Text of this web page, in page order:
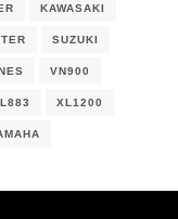
KAWASAKI
SUZUKI
VN900
XL1200